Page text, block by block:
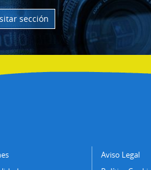
sección
Aviso Legal